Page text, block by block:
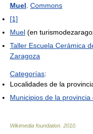
Muel Commons
[1]
Muel (en
Taller Escuela Cerámica
Zaragoza
Categorías:
Localidades de la
Municipios de la provincia
Wikimedia foundation 2010